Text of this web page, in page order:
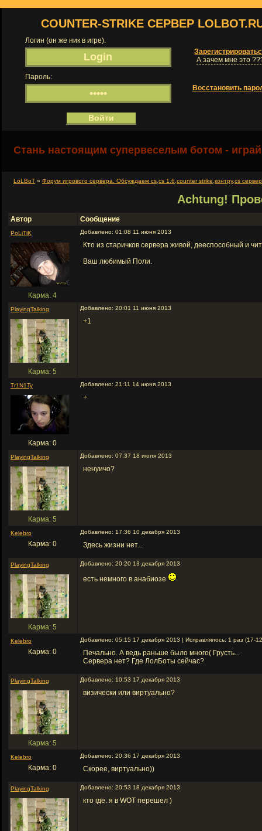
COUNTER-STRIKE СЕРВЕР
Логин (он же ник в игре):
А зачем мне это
Пароль:
Восстановить
Стань настоящим супервеселым ботом -
LoLBoT » Форум игрового сервера. Обсуждаем cs,cs 1.6,counter strike,контру,cs
Achtung!
Автор Сообщение
PoLiTiK
Карма: 4
Добавлено: 01:08 11 июня 2013
Кто из старичков сервера живой, дееспособный и
Ваш любимый Поли.
PlayingTalking
Карма: 5
Добавлено: 20:01 11 июня 2013
+1
Tr1N1Ty
Карма: 0
Добавлено: 21:11 14 июня 2013
+
PlayingTalking
Карма: 5
Добавлено: 07:37 18 июля 2013
ненуичо?
Kelebro
Карма: 0
Добавлено: 17:36 10 декабря 2013
Здесь жизни нет...
PlayingTalking
Карма: 5
Добавлено: 20:20 13 декабря 2013
есть немного в анабиозе
Kelebro
Карма: 0
Добавлено: 05:15 17 декабря 2013 | Исправлялось: 1 раз (17-
Печально. А ведь раньше было много( Грусть...
Сервера нет? Где ЛолБоты сейчас?
PlayingTalking
Карма: 5
Добавлено: 10:53 17 декабря 2013
визически или виртуально?
Kelebro
Карма: 0
Добавлено: 20:36 17 декабря 2013
Скорее, виртуально))
PlayingTalking Добавлено: 20:53 18 декабря 2013
кто где. я в WOT перешел )